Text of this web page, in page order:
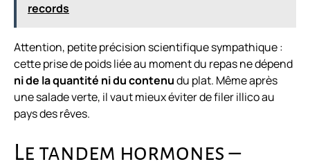
records
Attention, petite précision scientifique sympathique :
cette prise de poids liée au moment du repas ne dépend
ni de la quantité ni du contenudu plat. Même après
une salade verte, il vaut mieux éviter de filer illico au
pays des rêves.
Le tandem hormones –